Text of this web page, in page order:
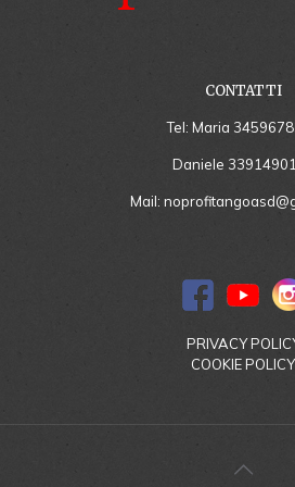
CONTATTI
Tel: Maria
Daniele
Mail:
PRIVACY
COOKIE POLICY